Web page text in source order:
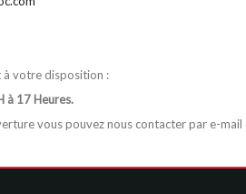
à votre disposition :
à 17 Heures.
vous pouvez nous contacter par e-mail